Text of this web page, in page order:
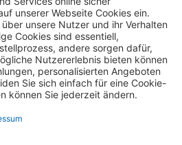
Sie uns auch auf
an Industrie, Handel, Gewerbe und